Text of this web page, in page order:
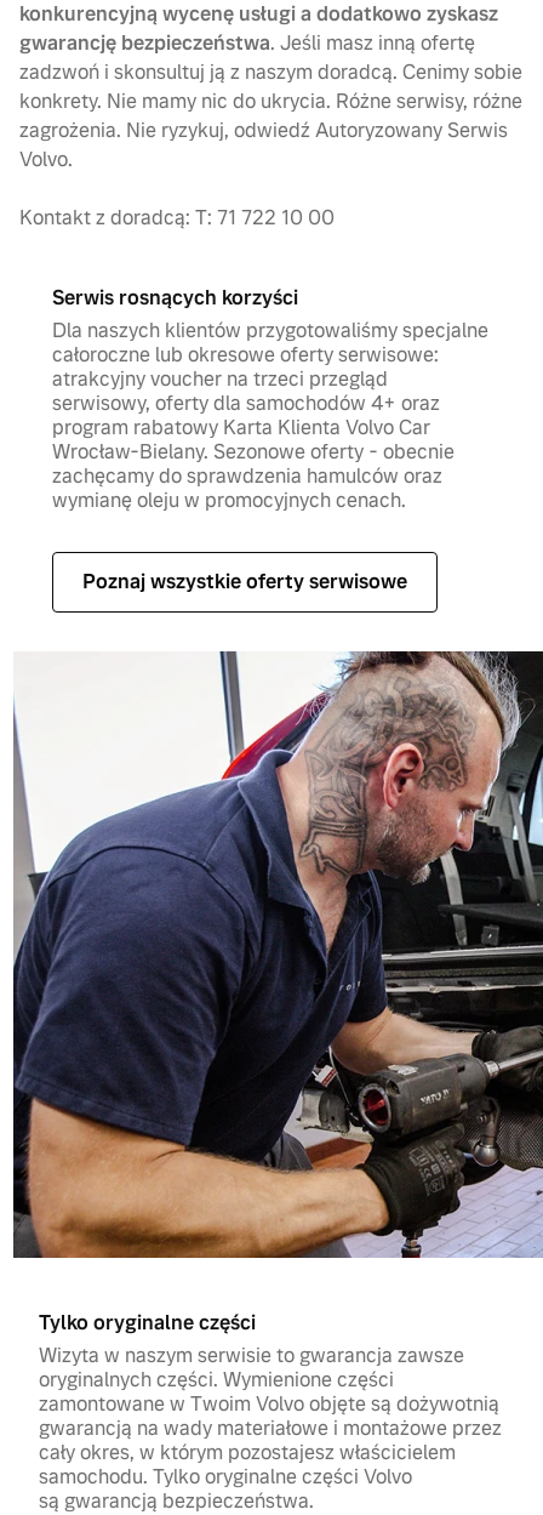
konkurencyjną wycenę usługi a dodatkowo zyskasz
gwarancję bezpieczeństwa. Jeśli masz inną ofertę
zadzwoń i skonsultuj ją z naszym doradcą. Cenimy sobie
konkrety. Nie mamy nic do ukrycia. Różne serwisy, różne
zagrożenia. Nie ryzykuj, odwiedź Autoryzowany Serwis
Volvo.
Kontakt z doradcą: T: 71 722 10 00
Serwis rosnących korzyści
Dla naszych klientów przygotowaliśmy specjalne
całoroczne lub okresowe oferty serwisowe:
atrakcyjny voucher na trzeci przegląd
serwisowy, oferty dla samochodów 4+ oraz
program rabatowy Karta Klienta Volvo Car
Wrocław-Bielany. Sezonowe oferty - obecnie
zachęcamy do sprawdzenia hamulców oraz
wymianę oleju w promocyjnych cenach.
Poznaj wszystkie oferty serwisowe
Tylko oryginalne części
Wizyta w naszym serwisie to gwarancja zawsze
oryginalnych części. Wymienione części
zamontowane w Twoim Volvo objęte są dożywotnią
gwarancją na wady materiałowe i montażowe przez
cały okres, w którym pozostajesz właścicielem
samochodu. Tylko oryginalne części Volvo
są gwarancją bezpieczeństwa.